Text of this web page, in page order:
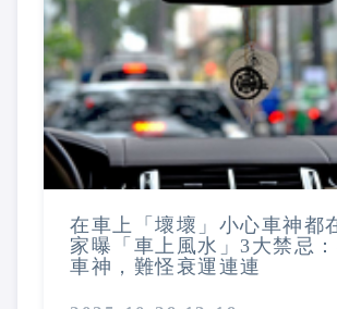
在車上「壞壞」小心車神都
家曝「車上風水」3大禁忌
車神，難怪衰運連連